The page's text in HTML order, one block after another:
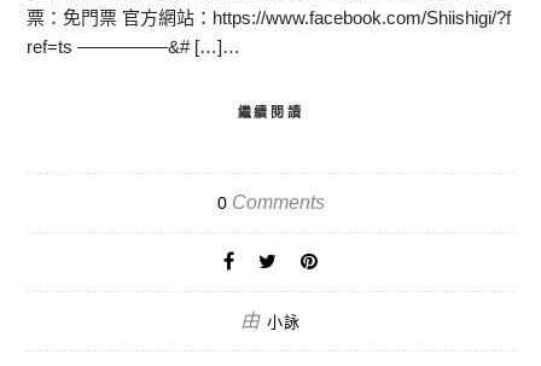
票：免門票 官方網站：https://www.facebook.com/Shiishigi/?f
ref=ts —————&# […]…
繼續閱讀
0Comments
由 小詠